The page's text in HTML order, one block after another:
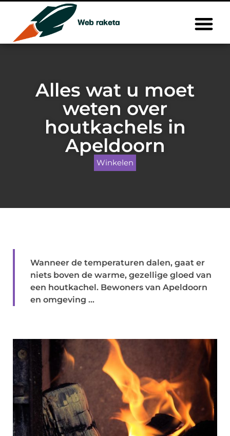
Alles wat u moet
weten over
houtkachels in
Apeldoorn
Winkelen
Wanneer de temperaturen dalen, gaat er
niets boven de warme, gezellige gloed van
een houtkachel. Bewoners van Apeldoorn
en omgeving ...